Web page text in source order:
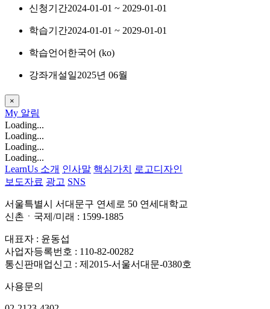
신청기간2024-01-01 ~ 2029-01-01
학습기간2024-01-01 ~ 2029-01-01
학습언어 한국어 ‎(ko)‎
강좌개설일2025년 06월
×
My 알림
Loading...
Loading...
Loading...
Loading...
LearnUs 소개 인사말 핵심가치
로고디자인
보도자료 광고 SNS
서울특별시 서대문구 연세로 50 연세대학교
신촌ㆍ국제/미래 : 1599-1885
대표자 : 윤동섭
사업자등록번호 : 110-82-00282
통신판매업신고 : 제2015-서울서대문-0380호
사용문의